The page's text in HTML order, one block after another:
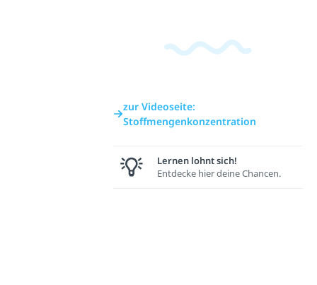
zur Videoseite:
Stoffmengenkonzentration
Lernen lohnt sich!
Entdecke hier deine Chancen.